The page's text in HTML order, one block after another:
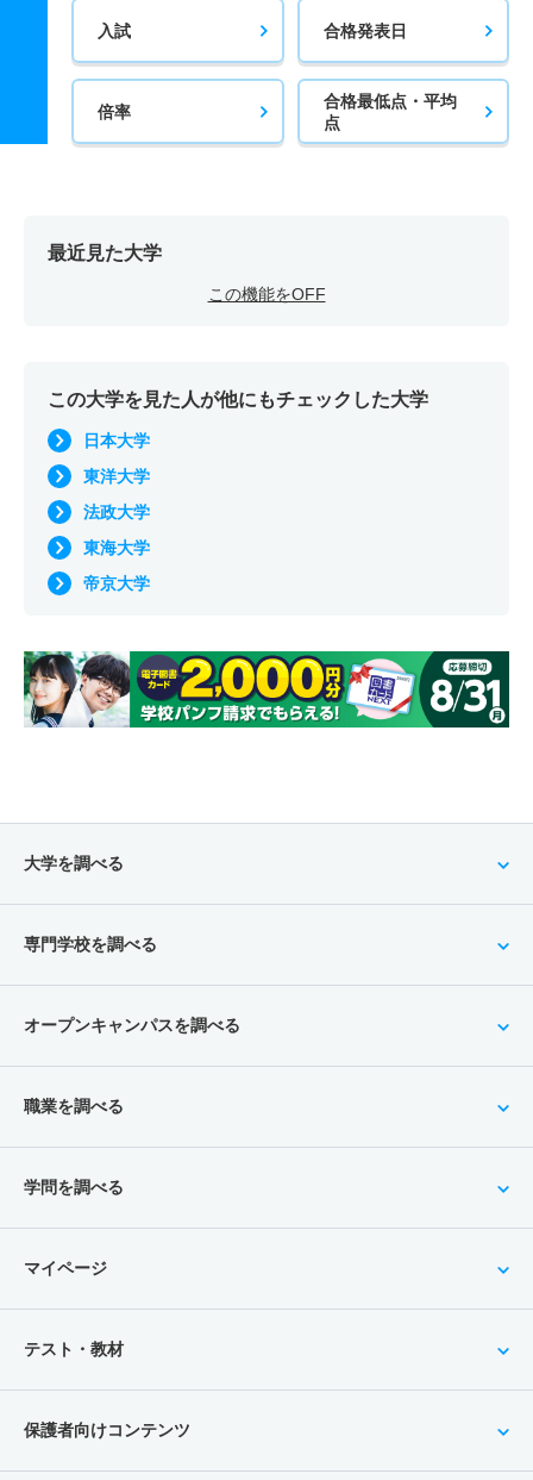
入試 合格発表日
倍率
合格最低点・平均
点
最近見た大学
この機能をOFF
この大学を見た人が他にもチェックした大学
日本大学
東洋大学
法政大学
東海大学
帝京大学
大学を調べる
専門学校を調べる
オープンキャンパスを調べる
職業を調べる
学問を調べる
マイページ
テスト・教材
保護者向けコンテンツ